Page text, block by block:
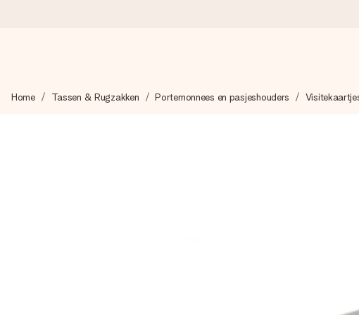
We maken jouw cadeau met zorg en zorgen dat het razendsnel
Home Tassen & Rugzakken Portemonnees en pasjeshouders